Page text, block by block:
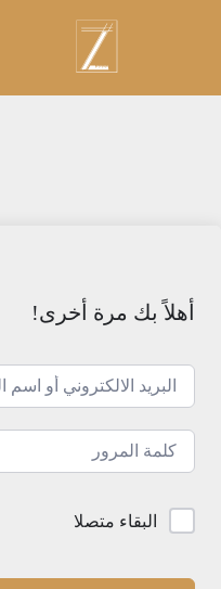
أهلاً بك مرة أخرى!
البقاء متصلا